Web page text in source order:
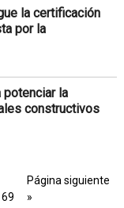
la certificación
por la
potenciar la
constructivos
69
Página siguiente
»